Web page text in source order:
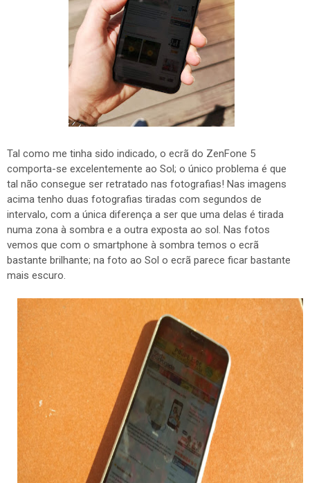
Tal como me tinha sido indicado, o ecrã do ZenFone 5
comporta-se excelentemente ao Sol; o único problema é que
tal não consegue ser retratado nas fotografias! Nas imagens
acima tenho duas fotografias tiradas com segundos de
intervalo, com a única diferença a ser que uma delas é tirada
numa zona à sombra e a outra exposta ao sol. Nas fotos
vemos que com o smartphone à sombra temos o ecrã
bastante brilhante; na foto ao Sol o ecrã parece ficar bastante
mais escuro.